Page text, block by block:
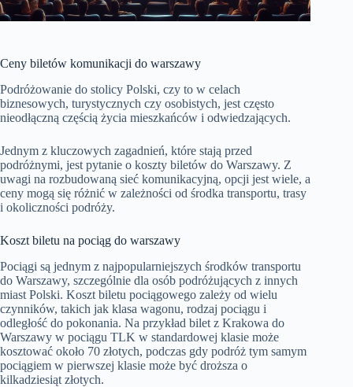
Ceny biletów komunikacji do warszawy
Podróżowanie do stolicy Polski, czy to w celach
biznesowych, turystycznych czy osobistych, jest często
nieodłączną częścią życia mieszkańców i odwiedzających.
Jednym z kluczowych zagadnień, które stają przed
podróżnymi, jest pytanie o koszty biletów do Warszawy. Z
uwagi na rozbudowaną sieć komunikacyjną, opcji jest wiele, a
ceny mogą się różnić w zależności od środka transportu, trasy
i okoliczności podróży.
Koszt biletu na pociąg do warszawy
Pociągi są jednym z najpopularniejszych środków transportu
do Warszawy, szczególnie dla osób podróżujących z innych
miast Polski. Koszt biletu pociągowego zależy od wielu
czynników, takich jak klasa wagonu, rodzaj pociągu i
odległość do pokonania. Na przykład bilet z Krakowa do
Warszawy w pociągu TLK w standardowej klasie może
kosztować około 70 złotych, podczas gdy podróż tym samym
pociągiem w pierwszej klasie może być droższa o
kilkadziesiąt złotych.